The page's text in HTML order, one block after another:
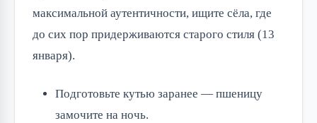
максимальной аутентичности, ищите сёла, где
до сих пор придерживаются старого стиля (13
января).
Подготовьте кутью заранее — пшеницу
замочите на ночь.